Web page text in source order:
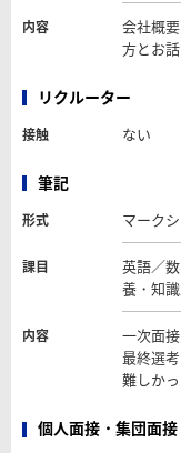
内容
会社概
方とお
リクルーター
接触 ない
筆記
形式 マーク
課目
英語／
養・知
内容
一次面
最終選
難しかっ
個人面接・集団面接